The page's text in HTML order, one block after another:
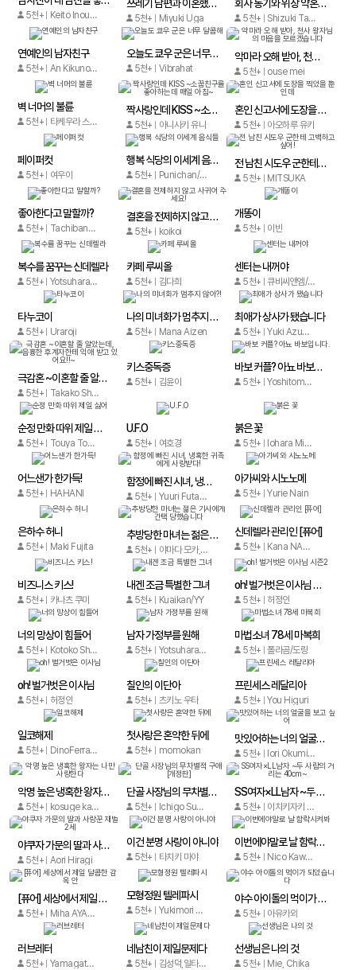
5천+ Keito Inoue,Mitsu Kanmi
쓰레기 남편과 이혼했더니, 최고의 사랑을 받고 있습니다
5천+ Miyuki Uga
회사 동기와 위장 약혼하게 되었습니다
5천+ Shizuki Tachibana, Miho Tsukishima
연예인의 남자친구
5천+ An Kikuno / Tomo Asada
오늘도 쿄우 군은 너무 달콤해
5천+ Vibrahat
악마라 오해 받아, 천사 왕자님의 마음을 모르겠습니다
5천+ ouse mei
벽 너머의 불륜
5천+ 타케우라 스구루
짝사랑인데 KISS ~소꿉친구를 좋아하는데 매일 아침~
5천+ 아니사키 유나
혼인 신고서에 도장을 찍었을 뿐인데
5천+ 아오하루 유키
페이퍼컷
5천+ 여우야
행복 식당의 이세계 음식들
5천+ Punichan/Maro Fuduki
전 남친 시도우 군한테 고백하고 싶어!
5천+ MITSUKA
좋아한다고 말할까?
5천+ Tachibana Eiko
결혼을 전제하지 않고 사귀어 주세요!
5천+ koikoi
개똥이
5천+ 이빈
복수를 꿈꾸는 신데렐라
5천+ Yotsuhara Furiko
카페 루씨올
5천+ 김다희
센터는 내꺼야
5천+ 큐비씨앤엠/Xiaomingtaiji
타누코이
5천+ Uraroji
나의 미녀화가 멈추지 않아?!
5천+ Mana Aizen
최애가 상사가 됐습니다
5천+ Yuki Azuma, Ito Morinaga
극감혼 ~이혼할 줄 알았는데, 음흉한 후계자한테 익애 받고 있어요!!~
5천+ Takako Shigematsu
키스중독증
5천+ 김윤이
바보 커플? 아뇨 바보입니다.
5천+ Yoshitomo Watanabe
순정 만화 따위 제일 싫어
5천+ Touya Tobina
U.F.O
5천+ 여호경
붉은 꽃
5천+ Iohara Mia, Ebisu Hanako
어느샌가 한가득!
5천+ HAHANI
함정에 빠진 시녀, 냉혹한 귀족에게 사랑받다!
5천+ Yuuri Futami
아가씨와 시노노메
5천+ Yurie Nain
은하수 허니
5천+ Maki Fujita
추방당한 마녀는 젊은 기사에게 간택 당했습니다
5천+ 야마다 모카,야나기다 치유키
신데렐라 관리인 [퓨어]
5천+ Kana NANAJIMA
비즈니스 키스!
5천+ 카나츠 쿠미
내겐 조금 특별한 그녀
5천+ Kuaikan/YY
oh! 벌거벗은 이사님 시즌2
5천+ 허정인
너의 망상이 힘들어
5천+ Kotoko Shiroba
남자 가정부를 원해
5천+ Yotsuhara Furiko
마법소녀 78세 마복희
5천+ 폴라곰/도랑
oh! 벌거벗은 이사님
5천+ 허정인
칠인의 이단아
5천+ 츠키노 우타
프린세스 레달리아
5천+ You Higuri
일코해제
5천+ DinoFerra / 해은
첫사랑은 혼약한 뒤에
5천+ momokan
맛있어하는 너의 얼굴을 보고 싶어
5천+ Iori Okumichi (오쿠미치 이오리)
악명 높은 냉혹한 왕자는 나만 사랑한다
5천+ kosuge katsuki
단골 사장님의 무차별적 구애 [개정판]
5천+ Ichigo Suzunari
SS여자×LL남자 ~두 사람의 거리는 40cm~
5천+ 이치키자키 루이
야쿠자 가문의 딸과 사랑꾼 재벌 2세
5천+ Aori Hiragi
이건 분명 사랑이 아니야
5천+ 타치키 마야
이번에야말로 날 함락시켜봐
5천+ Nico Kawakami
[퓨어] 세상에서 제일 달콤한 감옥 안
5천+ Miha AYAMOTO
모형정원 텔레파시
5천+ Yukimori Sakura
야수 아이돌의 먹이가 되었습니다
5천+ 아유카와
러브레터
5천+ Yamagata Satomi
네남친이 제일문제다
5천+ 김성덕,일타홍,루시윤
선생님은 나의 것
5천+ Mie, Chika